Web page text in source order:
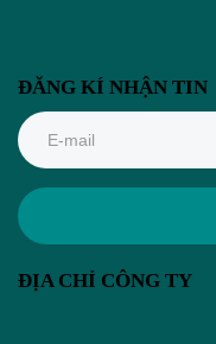
ĐĂNG KÍ NHẬN TIN
ĐỊA CHỈ CÔNG TY